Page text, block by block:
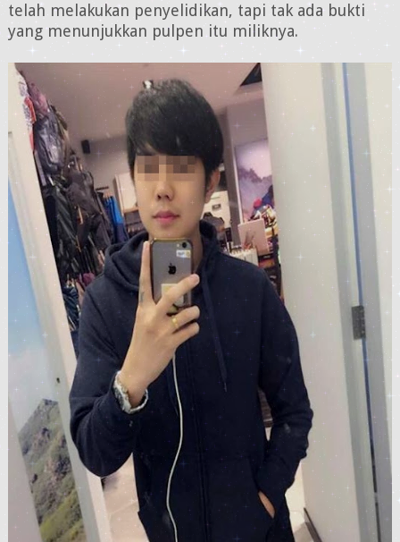
telah melakukan penyelidikan, tapi tak ada bukti
yang menunjukkan pulpen itu miliknya.